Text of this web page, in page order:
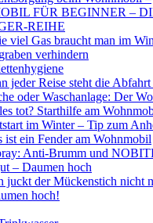
FÜR BEGINNER –
REIHE
viel Gas braucht man im
verhindern
jeder Reise steht die
oder Waschanlage: Der
tot? Starthilfe am
im Winter – Tip zum
ist ein Fender am Wohnmobil
Anti-Brumm und
– Daumen hoch
juckt der Mückenstich nicht
hoch!